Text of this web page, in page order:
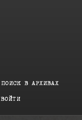
ПОИСК В АРХИВАХ
ВОЙТИ